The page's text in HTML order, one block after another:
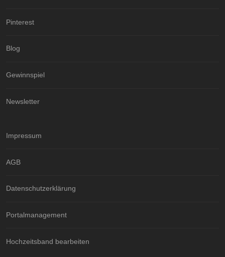
Pinterest
Blog
Gewinnspiel
Newsletter
Impressum
AGB
Datenschutzerklärung
Portalmanagement
Hochzeitsband bearbeiten